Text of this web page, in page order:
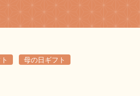
母の日ギフト